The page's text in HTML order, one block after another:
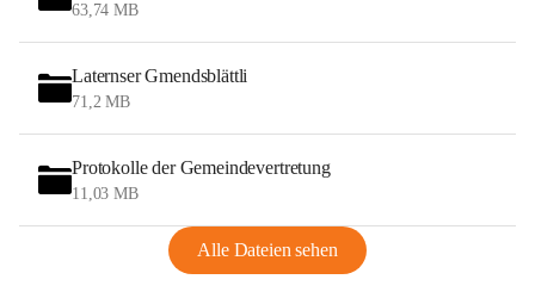
63,74 MB
Laternser Gmendsblättli
71,2 MB
Protokolle der Gemeindevertretung
11,03 MB
Alle Dateien sehen